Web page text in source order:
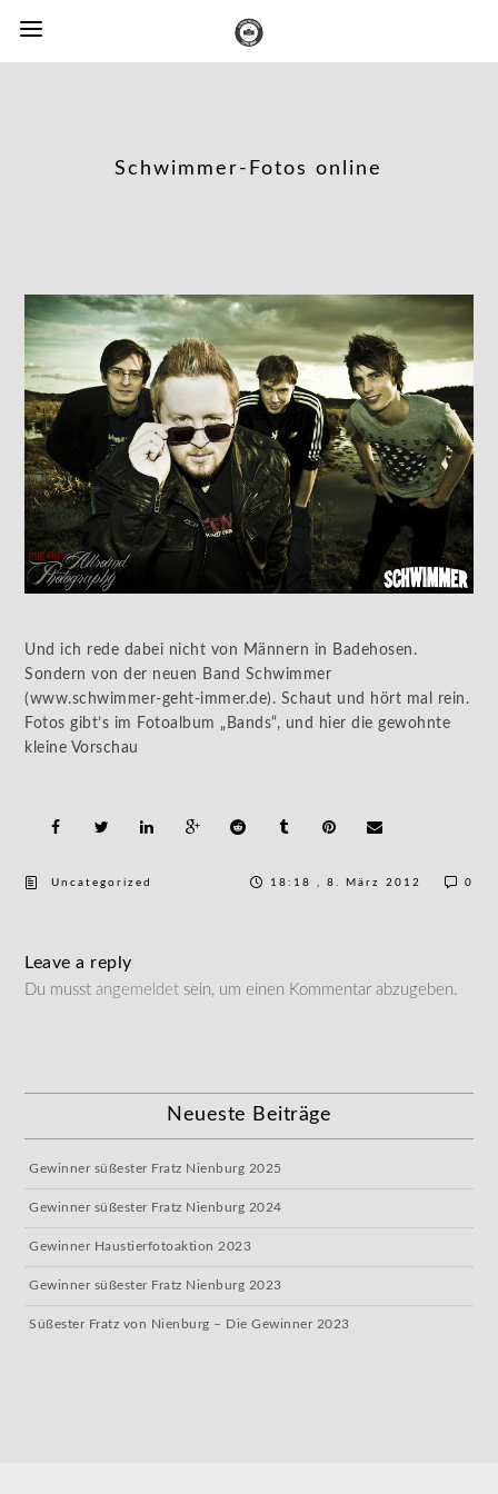
Schwimmer-Fotos online
Und ich rede dabei nicht von Männern in Badehosen.
Sondern von der neuen Band Schwimmer
(www.schwimmer-geht-immer.de). Schaut und hört mal rein.
Fotos gibt’s im Fotoalbum „Bands“, und hier die gewohnte
kleine Vorschau
Uncategorized 18:18 , 8. März 2012 0
Leave a reply
Du musstangemeldet sein, um einen Kommentar abzugeben.
Neueste Beiträge
Gewinner süßester Fratz Nienburg 2025
Gewinner süßester Fratz Nienburg 2024
Gewinner Haustierfotoaktion 2023
Gewinner süßester Fratz Nienburg 2023
Süßester Fratz von Nienburg – Die Gewinner 2023